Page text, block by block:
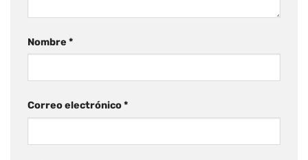
Nombre *
Correo electrónico*